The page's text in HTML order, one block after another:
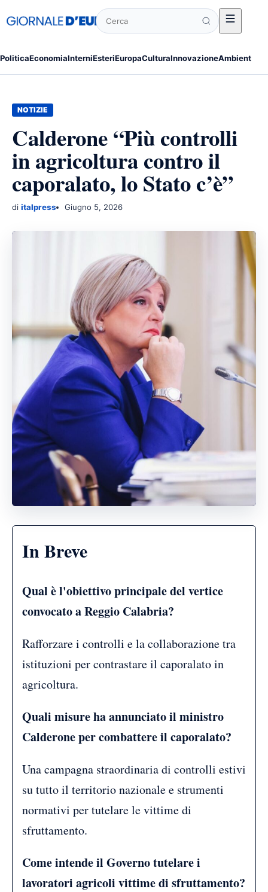
PoliticaEconomiaInterniEsteriEuropaCulturaInnovazioneAmbiente
Cerca
NOTIZIE
Calderone “Più controlli
in agricoltura contro il
caporalato, lo Stato c’è”
di italpress Giugno 5, 2026
In Breve
Qual è l'obiettivo principale del vertice
convocato a Reggio Calabria?
Rafforzare i controlli e la collaborazione tra
istituzioni per contrastare il caporalato in
agricoltura.
Quali misure ha annunciato il ministro
Calderone per combattere il caporalato?
Una campagna straordinaria di controlli estivi
su tutto il territorio nazionale e strumenti
normativi per tutelare le vittime di
sfruttamento.
Come intende il Governo tutelare i
lavoratori agricoli vittime di sfruttamento?